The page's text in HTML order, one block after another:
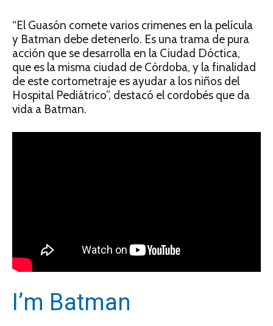
“El Guasón comete varios crimenes en la película
y Batman debe detenerlo. Es una trama de pura
acción que se desarrolla en la Ciudad Dóctica,
que es la misma ciudad de Córdoba, y la finalidad
de este cortometraje es ayudar a los niños del
Hospital Pediátrico”, destacó el cordobés que da
vida a Batman.
I’m Batman